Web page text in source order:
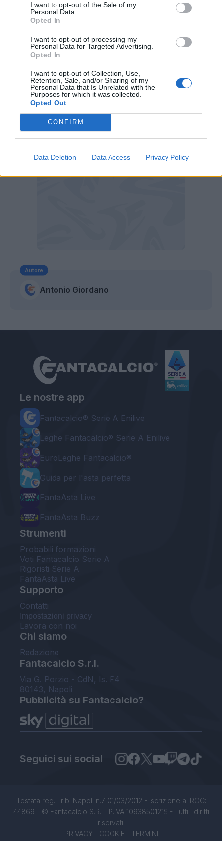
I want to opt-out of the Sale of my
Personal Data.
Opted In
I want to opt-out of processing my
Personal Data for Targeted Advertising.
Opted In
I want to opt-out of Collection, Use,
Retention, Sale, and/or Sharing of my
Personal Data that Is Unrelated with the
Purposes for which it was collected.
Opted Out
CONFIRM
Data Deletion Data Access Privacy Policy
Conferenza Thiago Motta (Getty Images)
Autore
Antonio Giordano
Le nostre app
Fantacalcio® Serie A Enilive
Leghe Fantacalcio® Serie A Enilive
EuroLeghe Fantacalcio®
Guida per l'asta perfetta
FantaAsta Live
FantaAsta Buzz
Strumenti
Probabili formazioni
Voti Fantacalcio Serie A
Rigoristi Serie A
FantaAsta Live
Supporto
Contatti
Impostazioni privacy
Lavora con noi
Chi siamo
Redazione
Fantacalcio S.r.l.
Via G. Porzio - CdN, Is. F4
80143, Napoli
Pubblicità su Fantacalcio?
Seguici sui social
Testata reg. Trib. Napoli n.7 01/03/2012 - Iscrizione al ROC:
44869 - © Fantacalcio S.R.L. P.IVA 10938501219 - Tutti i diritti
riservati.
PRIVACY| COOKIE TERMINI